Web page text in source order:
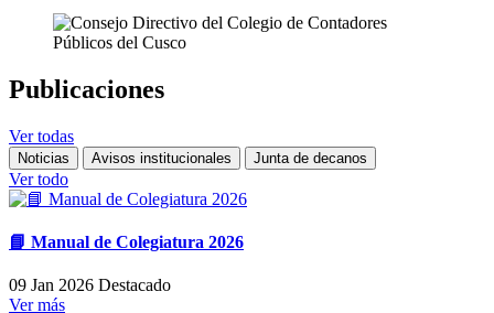
Publicaciones
Ver todas
Noticias Avisos institucionales Junta de decanos
Ver todo
📘 Manual de Colegiatura 2026
09 Jan 2026 Destacado
Ver más